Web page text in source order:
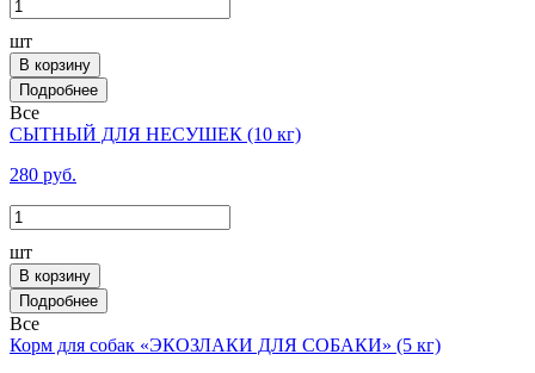
шт
В корзину
Все
СЫТНЫЙ ДЛЯ НЕСУШЕК (10 кг)
280 руб.
шт
В корзину
Все
Корм для собак «ЭКОЗЛАКИ ДЛЯ СОБАКИ» (5 кг)